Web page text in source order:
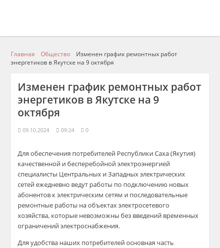
Главная Общество
Изменен график ремонтных работ
энергетиков в Якутске на 9 октября
Изменен график ремонтных работ
энергетиков в Якутске на 9
октября
09.10.2024 09:24 0
Для обеспечения потребителей Республики Саха (Якутия)
качественной и бесперебойной электроэнергией
специалисты Центральных и Западных электрических
сетей ежедневно ведут работы по подключению новых
абонентов к электрическим сетям и последовательные
ремонтные работы на объектах электросетевого
хозяйства, которые невозможны без введений временных
ограничений электроснабжения.
Для удобства наших потребителей основная часть